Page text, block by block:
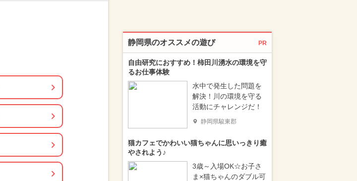
静岡県のオススメの遊び PR
自由研究におすすめ！柿田川湧水の環境を守
るお仕事体験
水中で発生した問題を
解決！川の環境を守る
活動にチャレンジだ！
静岡県駿東郡
猫カフェでかわいい猫ちゃんに思いっきり癒
やされよう♪
3歳～入場OK☆お子さ
ま×猫ちゃんのダブル可